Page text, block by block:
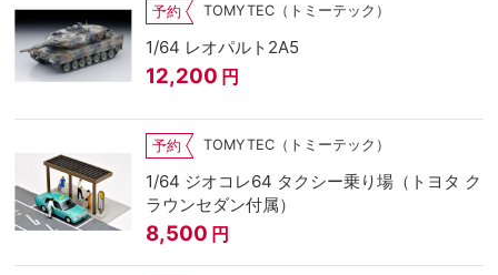
予約 TOMYTEC（トミーテック）
1/64 レオパルト2A5
12,200 円
予約 TOMYTEC（トミーテック）
1/64 ジオコレ64 タクシー乗り場（トヨタ ク
ラウンセダン付属）
8,500 円